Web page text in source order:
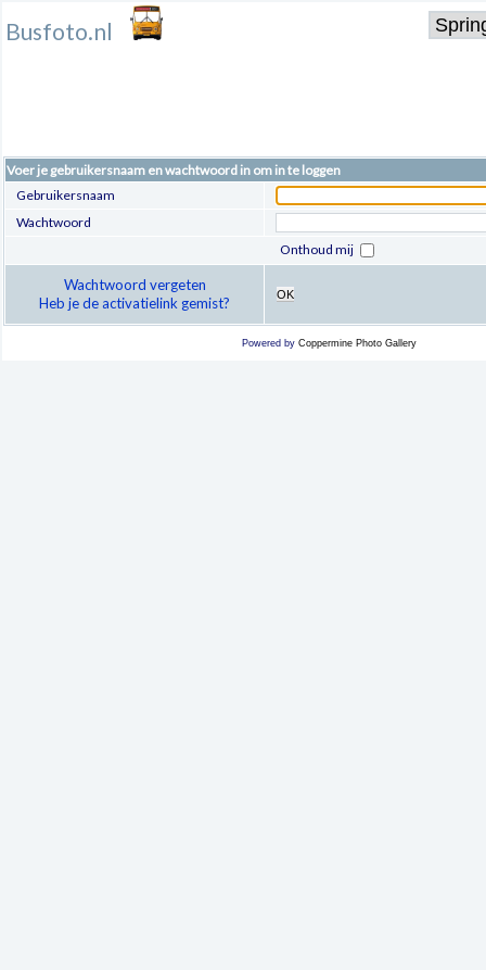
Busfoto.nl
Voer je gebruikersnaam en wachtwoord in om in te loggen
Gebruikersnaam
Wachtwoord
Onthoud mij
Wachtwoord vergeten
Heb je de activatielink gemist?
OK
Powered by Coppermine Photo Gallery